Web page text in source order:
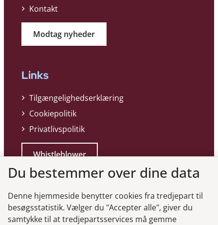
Kontakt
Modtag nyheder
Links
Tilgængelighedserklæring
Cookiepolitik
Privatlivspolitik
Whistleblower
Du bestemmer over dine data
Denne hjemmeside benytter cookies fra tredjepart til
besøgsstatistik. Vælger du "Accepter alle", giver du
samtykke til at tredjepartsservices må gemme